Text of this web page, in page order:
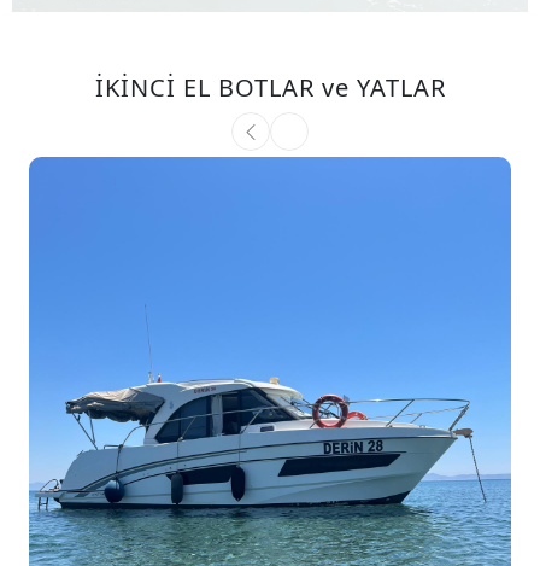
İKİNCİ EL BOTLAR ve YATLAR